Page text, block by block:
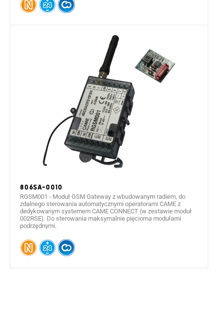
806SA-0010
RGSM001 - Moduł GSM Gateway z wbudowanym radiem, do
zdalnego sterowania automatycznymi operatorami CAME z
dedykowanym systemem CAME CONNECT (w zestawie moduł
002RSE). Do sterowania maksymalnie pięcioma modułami
podrzędnymi.